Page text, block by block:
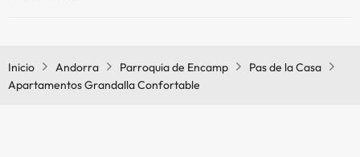
Inicio Andorra Parroquia de Encamp
Pas de la Casa
Apartamentos Grandalla Confortable